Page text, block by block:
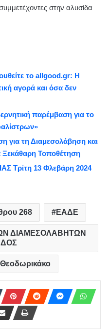
στην αλυσίδα
το allgood.gr: Η
αγορά και όσα δεν
παρέμβαση για το
για τη Διαμεσολάβηση και
Ξεκάθαρη Τοποθέτηση
Τρίτη 13 Φλεβάρη 2024
268 ΕΑΔΕ
ΔΙΑΜΕΣΟΛΑΒΗΤΩΝ